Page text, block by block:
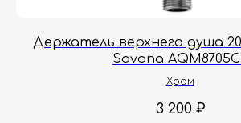
Держатель верхнего душа
Savona
Хром
3 200 ₽
заказы с понедельника по пятницу